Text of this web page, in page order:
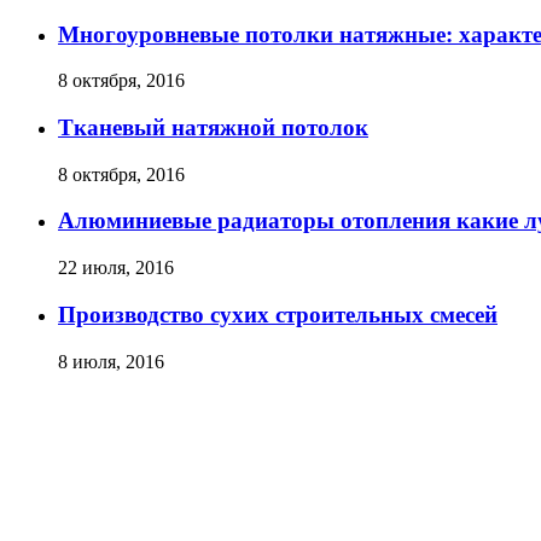
Многоуровневые потолки натяжные:
8 октября, 2016
Тканевый натяжной потолок
8 октября, 2016
Алюминиевые радиаторы отопления какие
22 июля, 2016
Производство сухих строительных смесей
8 июля, 2016